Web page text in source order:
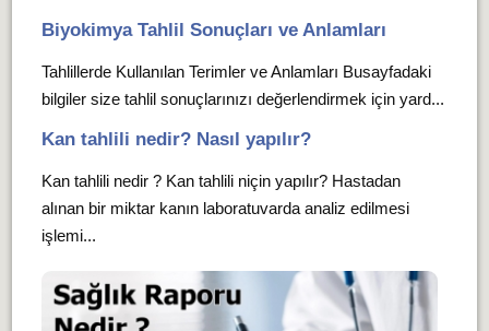
Biyokimya Tahlil Sonuçları ve Anlamları
Tahlillerde Kullanılan Terimler ve Anlamları Busayfadaki
bilgiler size tahlil sonuçlarınızı değerlendirmek için yard...
Kan tahlili nedir? Nasıl yapılır?
Kan tahlili nedir ? Kan tahlili niçin yapılır? Hastadan
alınan bir miktar kanın laboratuvarda analiz edilmesi
işlemi...